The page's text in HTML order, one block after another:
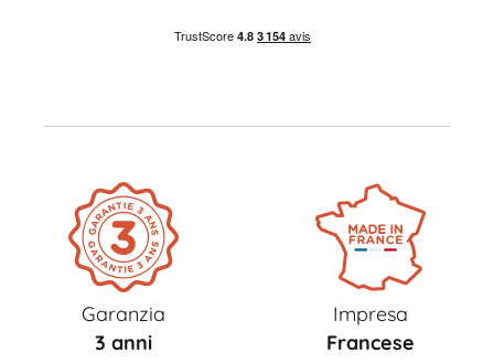
Garanzia
3 anni
Impresa
Francese